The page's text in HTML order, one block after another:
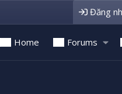
Đăng
Home Forums